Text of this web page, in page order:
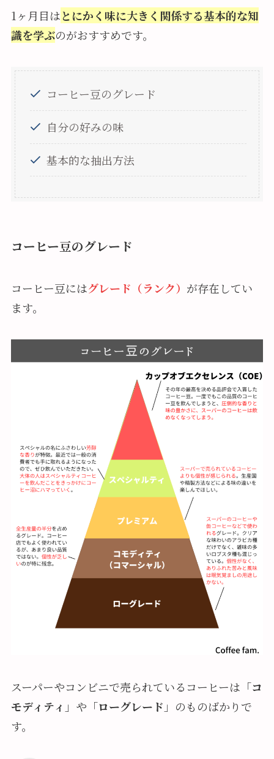
1ヶ月目はとにかく味に大きく関係する基本的な知
識を学ぶのがおすすめです。
コーヒー豆のグレード
自分の好みの味
基本的な抽出方法
コーヒー豆のグレード
コーヒー豆にはグレード（ランク） が存在してい
ます。
スーパーやコンビニで売られているコーヒーは「コ
モディティ 」や「ローグレード 」のものばかりで
す。